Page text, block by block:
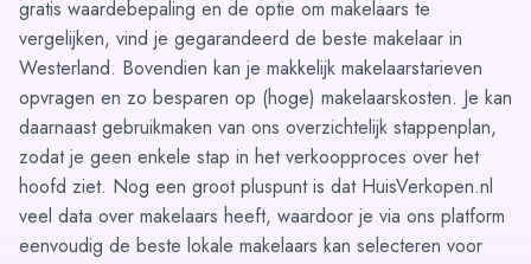
gratis waardebepaling en de optie om makelaars te
vergelijken, vind je gegarandeerd de beste makelaar in
Westerland. Bovendien kan je makkelijk makelaarstarieven
opvragen en zo besparen op (hoge) makelaarskosten. Je kan
daarnaast gebruikmaken van ons overzichtelijk stappenplan,
zodat je geen enkele stap in het verkoopproces over het
hoofd ziet. Nog een groot pluspunt is dat HuisVerkopen.nl
veel data over makelaars heeft, waardoor je via ons platform
eenvoudig de beste lokale makelaars kan selecteren voor